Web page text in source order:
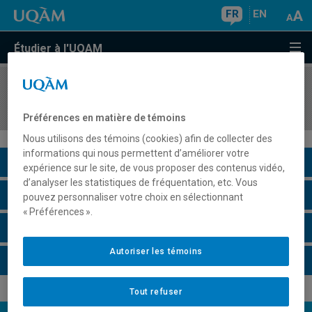
FR EN
Étudier à l'UQAM
COURS//
Description du cours
Horaire - Été 2026
Préférences en matière de témoins
Nous utilisons des témoins (cookies) afin de collecter des
informations qui nous permettent d’améliorer votre
expérience sur le site, de vous proposer des contenus vidéo,
d’analyser les statistiques de fréquentation, etc. Vous
pouvez personnaliser votre choix en sélectionnant
« Préférences ».
Tout refuser
Autoriser les témoins